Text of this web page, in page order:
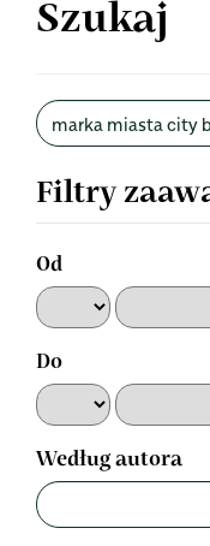
Szukaj
Wyszukaj
w
Filtry
Od
Do
Według autora